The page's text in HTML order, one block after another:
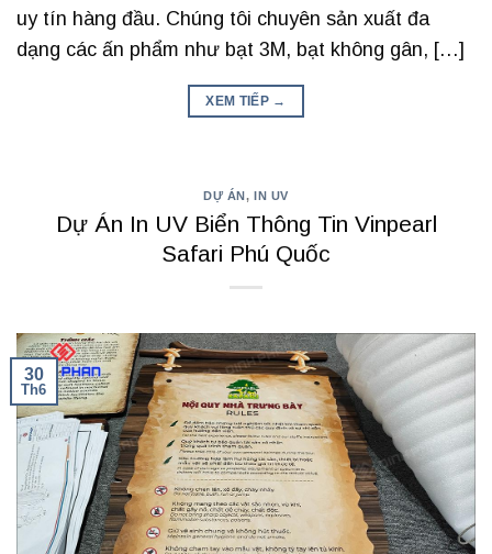
uy tín hàng đầu. Chúng tôi chuyên sản xuất đa
dạng các ấn phẩm như bạt 3M, bạt không gân, […]
XEM TIẾP →
DỰ ÁN,IN UV
Dự Án In UV Biển Thông Tin Vinpearl
Safari Phú Quốc
30
Th6